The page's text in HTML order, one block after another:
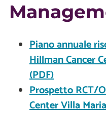
Piano annuale
Hillman Cancer
(PDF)
Prospetto RCT/
Center Villa